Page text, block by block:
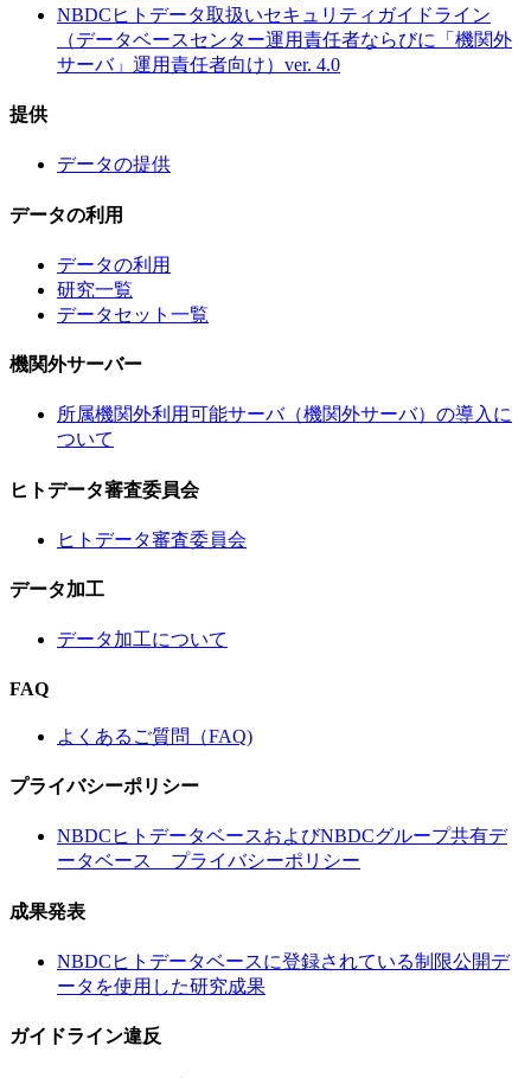
NBDCヒトデータ取扱いセキュリティガイドライン
（データベースセンター運用責任者ならびに「機関外
サーバ」運用責任者向け）ver. 4.0
提供
データの提供
データの利用
データの利用
研究一覧
データセット一覧
機関外サーバー
所属機関外利用可能サーバ（機関外サーバ）の導入に
ついて
ヒトデータ審査委員会
ヒトデータ審査委員会
データ加工
データ加工について
FAQ
よくあるご質問（FAQ)
プライバシーポリシー
NBDCヒトデータベースおよびNBDCグループ共有デ
ータベース プライバシーポリシー
成果発表
NBDCヒトデータベースに登録されている制限公開デ
ータを使用した研究成果
ガイドライン違反